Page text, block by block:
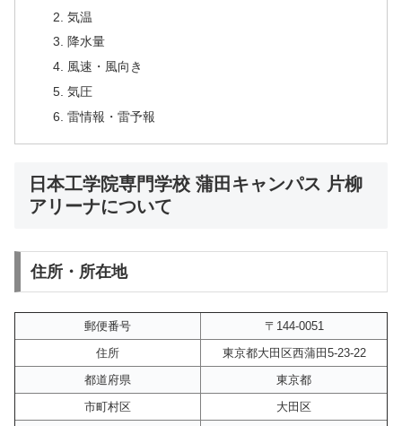
気温
降水量
風速・風向き
気圧
雷情報・雷予報
日本工学院専門学校 蒲田キャンパス 片柳
アリーナについて
住所・所在地
郵便番号
〒144-0051
住所
東京都大田区西蒲田5-23-22
都道府県
東京都
市町村区
大田区